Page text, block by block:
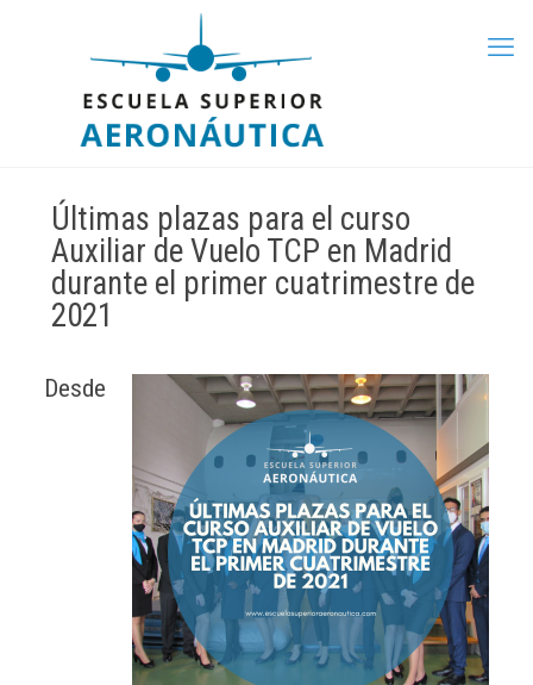
Últimas plazas para el curso
Auxiliar de Vuelo TCP en Madrid
durante el primer cuatrimestre de
2021
Desde